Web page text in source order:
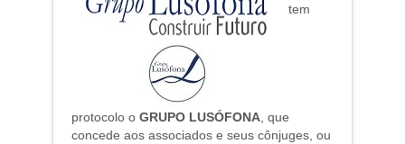
tem
protocolo o GRUPO LUSÓFONA, que
concede aos associados e seus cônjuges, ou